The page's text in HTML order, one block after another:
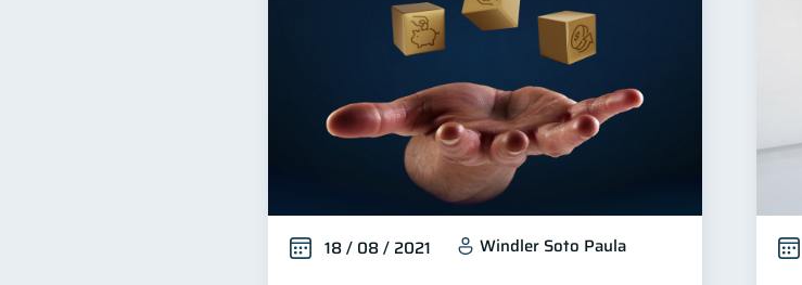
Derechos & Deberes 4
Cuenta Abandonada 2 Inversiones 2
Educación Financiera 1 Mipymes Información financiera
1 Retiro 1 Doble sueldo 1
18 / 08 / 2021 Windler Soto Paula